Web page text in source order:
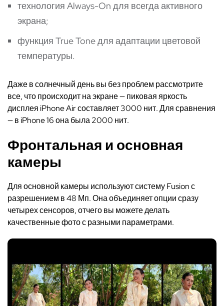
технология Always-On для всегда активного
экрана;
функция True Tone для адаптации цветовой
температуры.
Даже в солнечный день вы без проблем рассмотрите
все, что происходит на экране — пиковая яркость
дисплея iPhone Air составляет 3000 нит. Для сравнения
— в iPhone 16 она была 2000 нит.
Фронтальная и основная
камеры
Для основной камеры используют систему Fusion с
разрешением в 48 Мп. Она объединяет опции сразу
четырех сенсоров, отчего вы можете делать
качественные фото с разными параметрами.